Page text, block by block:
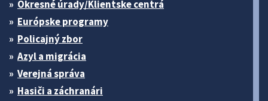
Okresné úrady/Klientske centrá
Európske programy
Policajný zbor
Azyl a migrácia
Verejná správa
Hasiči a záchranári